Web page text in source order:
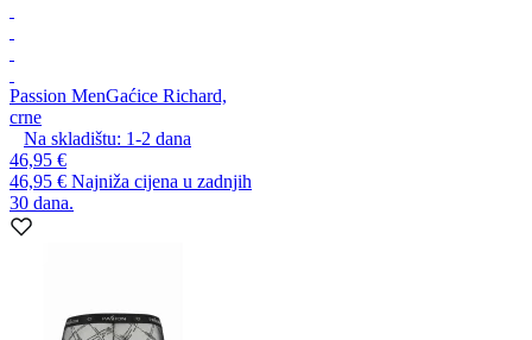
Passion MenGaćice Richard,
crne
Na skladištu: 1-2 dana
46,95 €
46,95 € Najniža cijena u zadnjih
30 dana.